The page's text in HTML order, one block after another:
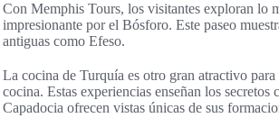
Con Memphis Tours, los visitantes exploran lo
impresionante por el Bósforo. Este paseo
antiguas como Efeso.
La cocina de Turquía es otro gran atractivo
cocina. Estas experiencias enseñan los
Capadocia ofrecen vistas únicas de sus